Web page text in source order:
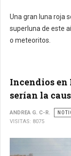
Una gran luna roja
superluna de este
o meteoritos.
Incendios en
serían la
ANDREA G. C-R.
VISITAS: 8075